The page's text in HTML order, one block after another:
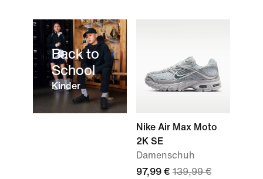
Back to
School
Kinder
Nike Air Max Moto
2K SE
Damenschuh
97,99 € 139,99 €